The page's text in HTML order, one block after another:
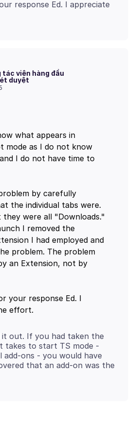
response Ed. I appreciate
tác viên hàng đầu
duyệt
what appears in
mode as I do not know
I do not have time to
by carefully
the individual tabs were.
were all "Downloads."
I removed the
I had employed and
problem. The problem
an Extension, not by
your response Ed. I
it out. If you had taken the
takes to start TS mode -
add-ons - you would have
that an add-on was the